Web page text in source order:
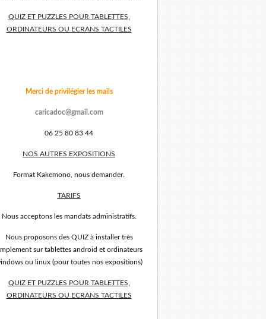
QUIZ ET PUZZLES POUR TABLETTES,
ORDINATEURS OU ECRANS TACTILES
Merci de privilégier les mails
caricadoc@gmail.com
06 25 80 83 44
NOS AUTRES EXPOSITIONS
Format Kakemono, nous demander.
TARIFS
Nous acceptons les mandats administratifs.
Nous proposons des QUIZ à installer très
sur tablettes android et ordinateurs
ou linux (pour toutes nos expositions)
QUIZ ET PUZZLES POUR TABLETTES,
ORDINATEURS OU ECRANS TACTILES